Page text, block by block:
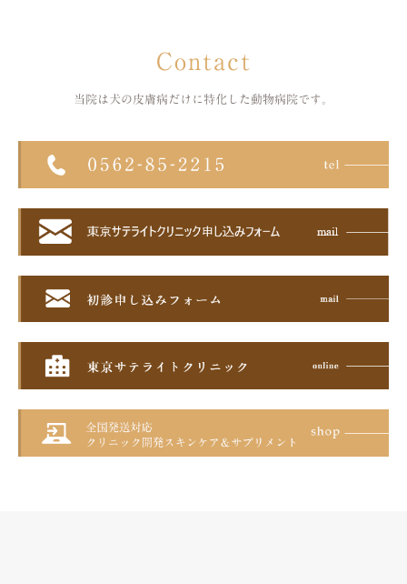
Contact
当院は犬の皮膚病だけに特化した 動物病院です。